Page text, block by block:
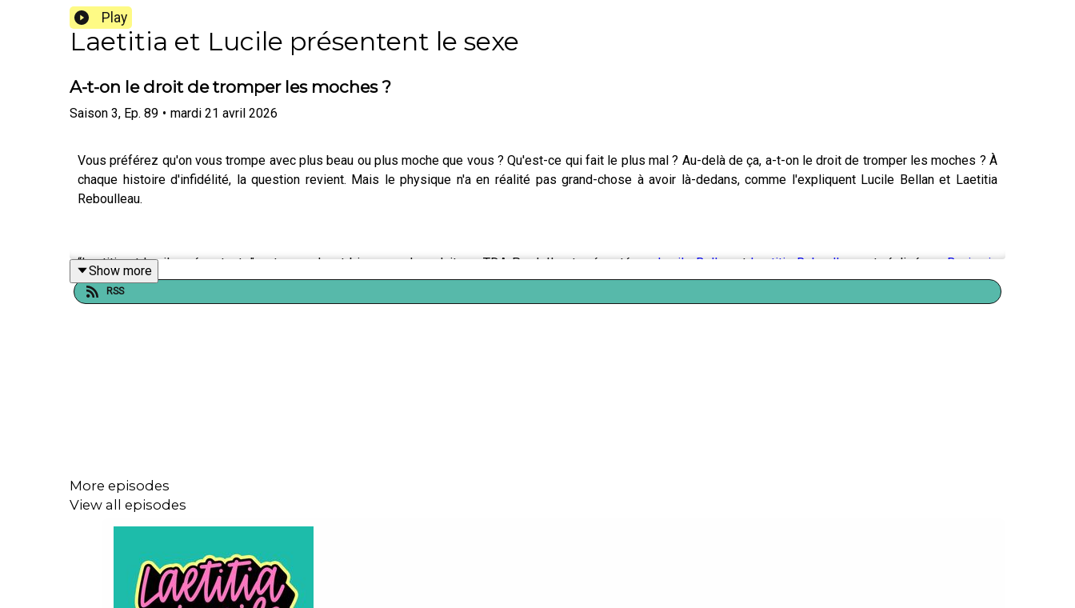
Play
Laetitia et Lucile présentent le sexe
A-t-on le droit de tromper les moches ?
Saison 3, Ep. 89 • mardi 21 avril 2026
Vous préférez qu'on vous trompe avec plus beau ou plus moche que vous ? Qu'est-ce qui fait le plus mal ? Au-delà de ça, a-t-on le droit de tromper les moches ? À
chaque histoire d'infidélité, la question revient. Mais le physique n'a en réalité pas grand-chose à avoir là-dedans, comme l'expliquent Lucile Bellan et Laetitia
Reboulleau.
“Laetitia et Lucile présentent…” est un podcast bi-mensuel produit par TDA Prod. Il est présenté parLucile BellanetLaetitia Reboulleau, et réalisé parBenjamin
Saeptem Hours.
Show more
RSS
More episodes
View all episodes